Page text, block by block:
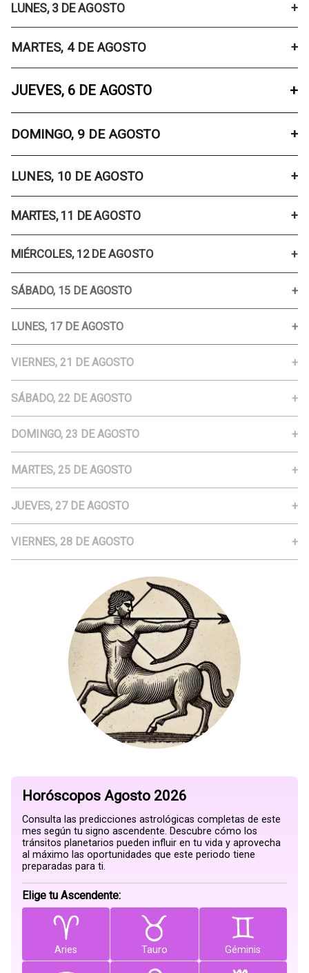
LUNES, 3 DE AGOSTO
MARTES, 4 DE AGOSTO
JUEVES, 6 DE AGOSTO
DOMINGO, 9 DE AGOSTO
LUNES, 10 DE AGOSTO
MARTES, 11 DE AGOSTO
MIÉRCOLES, 12 DE AGOSTO
SÁBADO, 15 DE AGOSTO
LUNES, 17 DE AGOSTO
VIERNES, 21 DE AGOSTO
SÁBADO, 22 DE AGOSTO
DOMINGO, 23 DE AGOSTO
MARTES, 25 DE AGOSTO
JUEVES, 27 DE AGOSTO
VIERNES, 28 DE AGOSTO
Horóscopos Agosto 2026
Consulta las predicciones astrológicas completas de este
mes según tu signo ascendente. Descubre cómo los
tránsitos planetarios pueden influir en tu vida y aprovecha
al máximo las oportunidades que este periodo tiene
preparadas para ti.
Elige tu Ascendente:
Aries Tauro Géminis